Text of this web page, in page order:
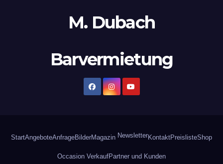
M. Dubach
Barvermietung
StartAngeboteAnfrageBilderMagazin NewsletterKontaktPreislisteShop
Occasion VerkaufPartner und Kunden